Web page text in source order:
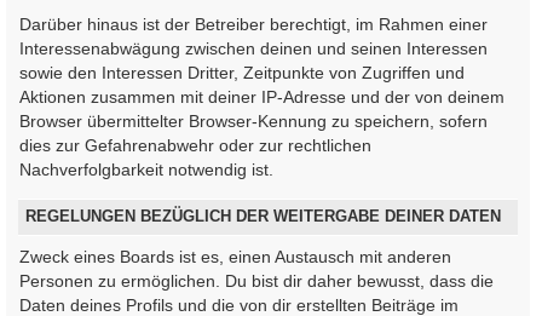
Darüber hinaus ist der Betreiber berechtigt, im Rahmen einer
Interessenabwägung zwischen deinen und seinen Interessen
sowie den Interessen Dritter, Zeitpunkte von Zugriffen und
Aktionen zusammen mit deiner IP-Adresse und der von deinem
Browser übermittelter Browser-Kennung zu speichern, sofern
dies zur Gefahrenabwehr oder zur rechtlichen
Nachverfolgbarkeit notwendig ist.
REGELUNGEN BEZÜGLICH DER WEITERGABE DEINER DATEN
Zweck eines Boards ist es, einen Austausch mit anderen
Personen zu ermöglichen. Du bist dir daher bewusst, dass die
Daten deines Profils und die von dir erstellten Beiträge im